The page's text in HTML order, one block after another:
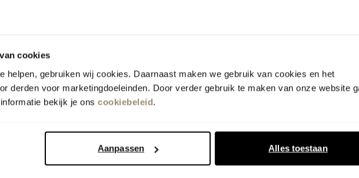
cookies
helpen, gebruiken wij cookies. Daarnaast maken we gebruik van cookies en het
derden voor marketingdoeleinden. Door verder gebruik te maken van onze website
bekijk je ons cookiebeleid.
Aanpassen Alles toestaan